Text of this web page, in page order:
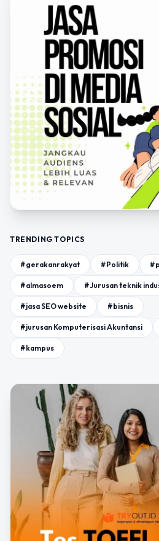
TRENDING TOPICS
#gerakanrakyat #Politik
#almasoem #Jurusan teknik
#jasa SEO website #bisnis
#jurusan Komputerisasi Akuntansi
#kampus